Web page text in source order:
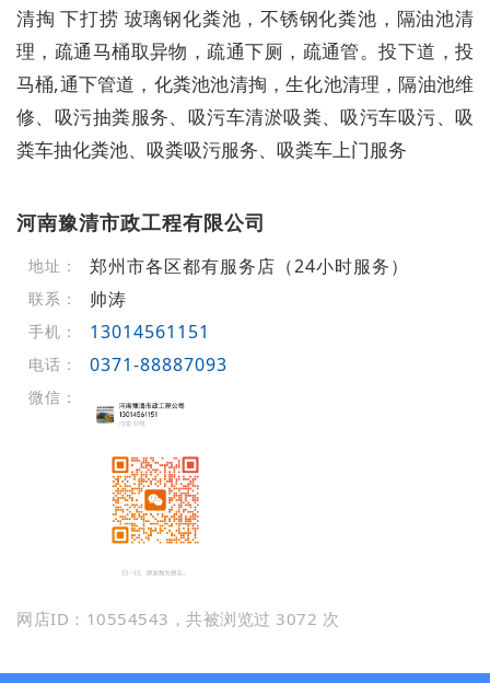
清掏 下打捞 玻璃钢化粪池，不锈钢化粪池，隔油池清
理，疏通马桶取异物，疏通下厕，疏通管。投下道，投
马桶,通下管道，化粪池池清掏，生化池清理，隔油池维
修、吸污抽粪服务、吸污车清淤吸粪、吸污车吸污、吸
粪车抽化粪池、吸粪吸污服务、吸粪车上门服务
河南豫清市政工程有限公司
地址： 郑州市各区都有服务店（24小时服务）
联系： 帅涛
手机： 13014561151
电话： 0371-88887093
微信：
网店ID：10554543，共被浏览过 3072 次